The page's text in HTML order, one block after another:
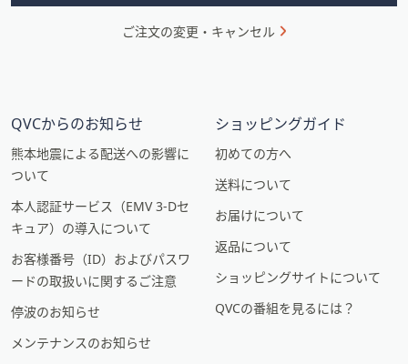
ご注文の変更・キャンセル
QVCからのお知らせ
熊本地震による配送への影響に
ついて
本人認証サービス（EMV 3-Dセ
キュア）の導入について
お客様番号（ID）およびパスワ
ードの取扱いに関するご注意
停波のお知らせ
メンテナンスのお知らせ
ショッピングガイド
初めての方へ
送料について
お届けについて
返品について
ショッピングサイトについて
QVCの番組を見るには？